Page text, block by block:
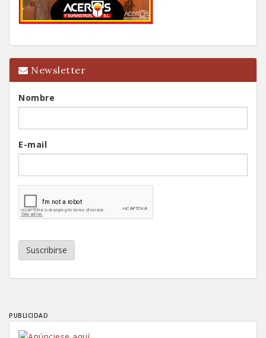
Newsletter
Nombre
E-mail
Suscribirse
PUBLICIDAD